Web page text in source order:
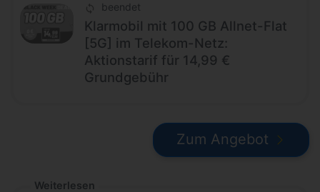
beendet
Klarmobil mit 100 GB Allnet-Flat
[5G] im Telekom-Netz:
Aktionstarif für 14,99 €
Grundgebühr
Zum Angebot
Weiterlesen